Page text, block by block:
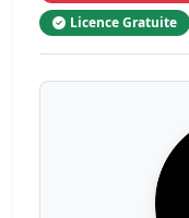
Licence Gratuite